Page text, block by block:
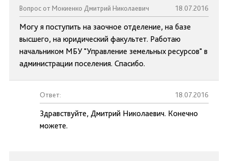
Вопрос от Мокиенко Дмитрий Николаевич 18.07.2016
Могу я поступить на заочное отделение, на базе
высшего, на юридический факультет. Работаю
начальником МБУ "Управление земельных ресурсов" в
администрации поселения. Спасибо.
Ответ: 18.07.2016
Здравствуйте, Дмитрий Николаевич. Конечно
можете.